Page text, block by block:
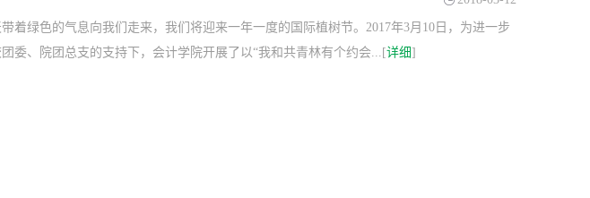
着绿色的气息向我们走来，我们将迎来一年一度的国际植树节。2017年3月10日，为进一步
委、院团总支的支持下，会计学院开展了以“我和共青林有个约会...[详细]